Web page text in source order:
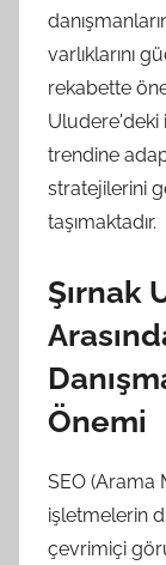
varlıklarını
rekabette
Uludere'deki
trendine
stratejilerini
taşımaktadır.
Şırnak
Önemi
SEO
işletmelerin
çevrimiçi